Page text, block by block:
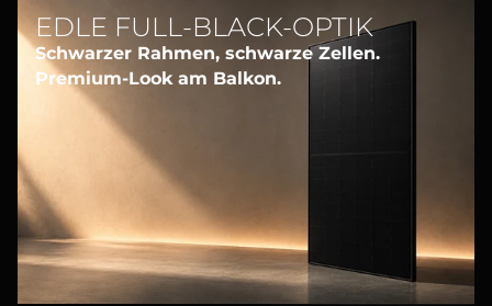
EDLE FULL-BLACK-OPTIK
Schwarzer Rahmen, schwarze Zellen.
Premium-Look am Balkon.